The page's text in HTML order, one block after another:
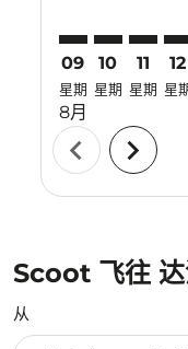
09
星期
8月
10
星期
11
星期
12
星
chevron_left chevron_right
Scoot 飞往 达
从